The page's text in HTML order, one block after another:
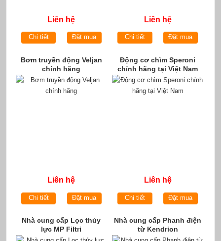
Liên hệ
Chi tiết Đặt mua
Liên hệ
Chi tiết Đặt mua
Bơm truyền động Veljan
chính hãng
Liên hệ
Chi tiết Đặt mua
Động cơ chìm Speroni
chính hãng tại Việt Nam
Liên hệ
Chi tiết Đặt mua
Nhà cung cấp Lọc thủy
lực MP Filtri
Nhà cung cấp Phanh điện
từ Kendrion